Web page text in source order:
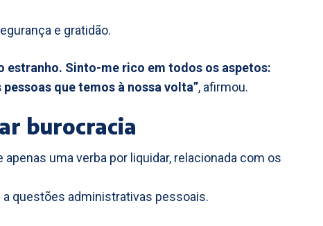
e gratidão.
estranho. Sinto-me rico em todos os aspetos:
que temos à nossa volta”, afirmou.
burocracia
uma verba por liquidar, relacionada com os
questões administrativas pessoais.